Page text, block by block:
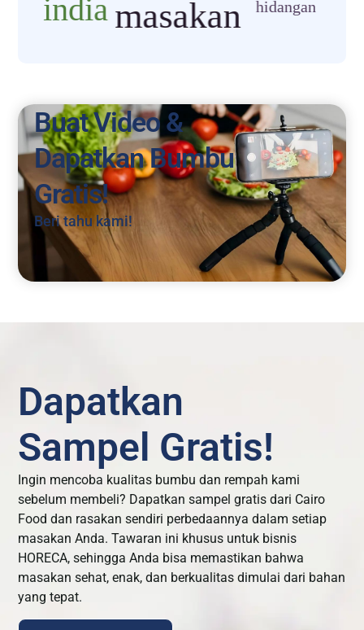
Buat Video &
Dapatkan Bumbu
Gratis!
Beri tahu kami!
Dapatkan
Sampel Gratis!
Ingin mencoba kualitas bumbu dan rempah kami
sebelum membeli? Dapatkan sampel gratis dari Cairo
Food dan rasakan sendiri perbedaannya dalam setiap
masakan Anda. Tawaran ini khusus untuk bisnis
HORECA, sehingga Anda bisa memastikan bahwa
masakan sehat, enak, dan berkualitas dimulai dari bahan
yang tepat.